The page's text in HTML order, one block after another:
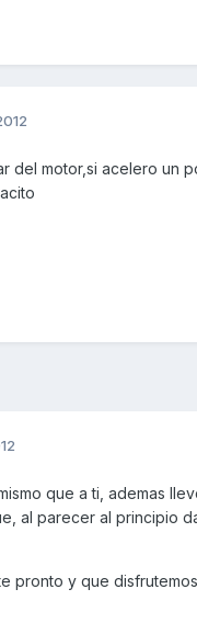
del motor,si acelero un
que a ti, ademas
al parecer al principio
pronto y que